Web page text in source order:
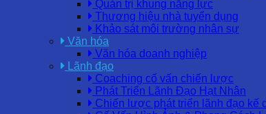
Quản trị khung năng lực
Thương hiệu nhà tuyển dụng
Khảo sát môi trường nhân sự
Văn hóa
Văn hóa doanh nghiệp
Lãnh đạo
Coaching cố vấn chiến lược
Phát Triển Lãnh Đạo Hạt Nhân
Chiến lược phát triển lãnh đạo kế